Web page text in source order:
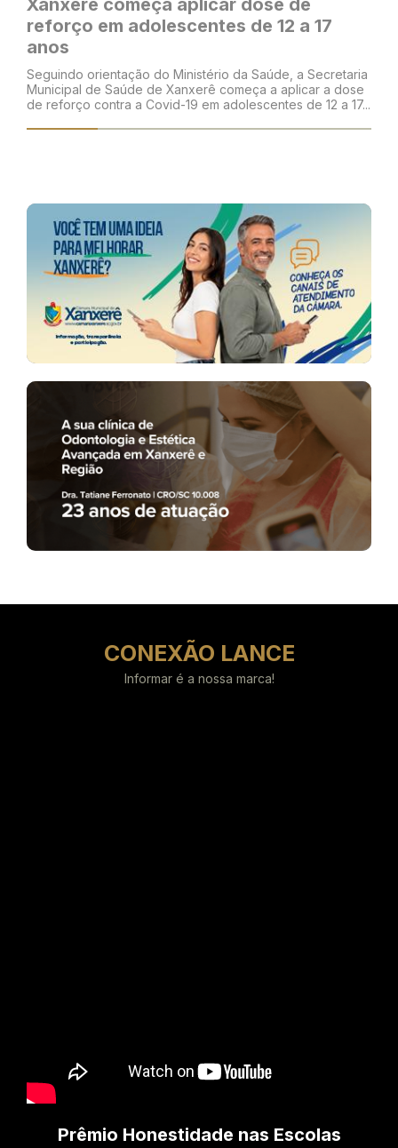
reforço em adolescentes de 12 a 17
anos
Seguindo orientação do Ministério da Saúde, a Secretaria
Municipal de Saúde de Xanxerê começa a aplicar a dose
de reforço contra a Covid-19 em adolescentes de 12 a 17...
CONEXÃO LANCE
Informar é a nossa marca!
Prêmio Honestidade nas Escolas